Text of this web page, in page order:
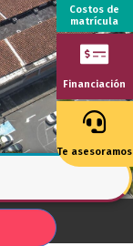
Costos de
matrícula
Financiación
Te asesoramos